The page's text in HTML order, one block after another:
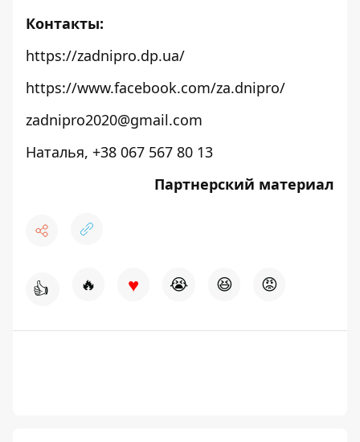
Контакты:
https://zadnipro.dp.ua/
https://www.facebook.com/za.dnipro/
zadnipro2020@gmail.com
Наталья, +38 067 567 80 13
Партнерский материал
👍 🔥 ♥ 😭 😆 😡